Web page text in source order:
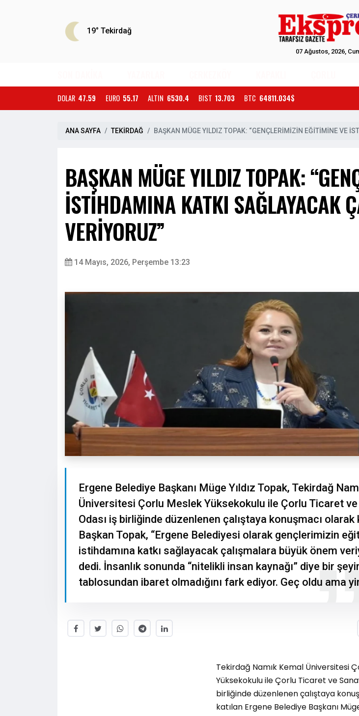
19° Tekirdağ
07 Ağustos, 2026,
DOLAR 47.59 EURO 55.17 ALTIN 6530.4 BIST 13.703 BTC 64811.034$
ANA SAYFA TEKİRDAĞ BAŞKAN MÜGE YILDIZ TOPAK: “GENÇLERİMİZİN EĞİTİMİNE VE
BAŞKAN MÜGE YILDIZ TOPAK:
İSTİHDAMINA KATKI SAĞLAYACAK
VERİYORUZ”
14 Mayıs, 2026, Perşembe 13:23
Ergene Belediye Başkanı Müge Yıldız Topak, Tekirdağ
Üniversitesi Çorlu Meslek Yüksekokulu ile Çorlu Ticaret ve
Odası iş birliğinde düzenlenen çalıştaya konuşmacı olarak
Başkan Topak, “Ergene Belediyesi olarak gençlerimizin
istihdamına katkı sağlayacak çalışmalara büyük önem
dedi. İnsanlık sonunda “nitelikli insan kaynağı” diye bir
tablosundan ibaret olmadığını fark ediyor. Geç oldu ama
Tekirdağ Namık Kemal Üniversitesi
Yüksekokulu ile Çorlu Ticaret ve
birliğinde düzenlenen çalıştaya
katılan Ergene Belediye Başkanı